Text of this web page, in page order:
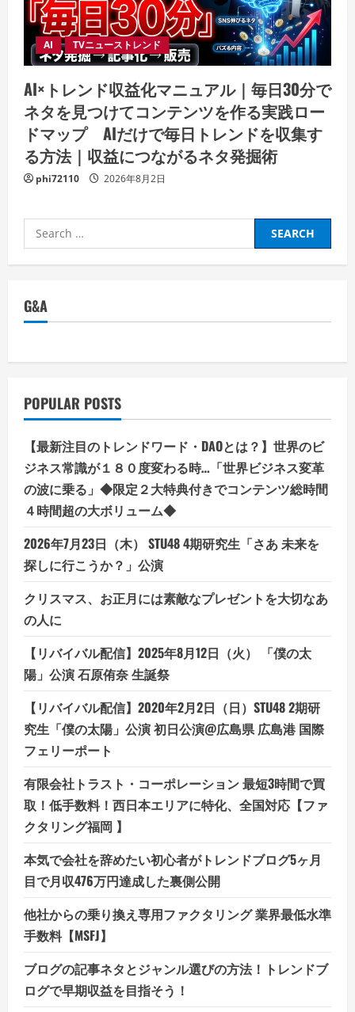
AI TVニューストレンド
AI×トレンド収益化マニュアル｜毎日30分で
ネタを見つけてコンテンツを作る実践ロー
ドマップ AIだけで毎日トレンドを収集す
る方法｜収益につながるネタ発掘術
phi72110 2026年8月2日
Search
for:
G&A
POPULAR POSTS
【最新注目のトレンドワード・DAOとは？】世界のビ
ジネス常識が１８０度変わる時…「世界ビジネス変革
の波に乗る」◆限定２大特典付きでコンテンツ総時間
４時間超の大ボリューム◆
2026年7月23日（木） STU48 4期研究生「さあ 未来を
探しに行こうか？」公演
クリスマス、お正月には素敵なプレゼントを大切なあ
の人に
【リバイバル配信】2025年8月12日（火） 「僕の太
陽」公演 石原侑奈 生誕祭
【リバイバル配信】2020年2月2日（日）STU48 2期研
究生「僕の太陽」公演 初日公演@広島県 広島港 国際
フェリーポート
有限会社トラスト・コーポレーション 最短3時間で買
取！低手数料！西日本エリアに特化、全国対応【ファ
クタリング福岡 】
本気で会社を辞めたい初心者がトレンドブログ5ヶ月
目で月収476万円達成した裏側公開
他社からの乗り換え専用ファクタリング 業界最低水準
手数料【MSFJ】
ブログの記事ネタとジャンル選びの方法！トレンドブ
ログで早期収益を目指そう！